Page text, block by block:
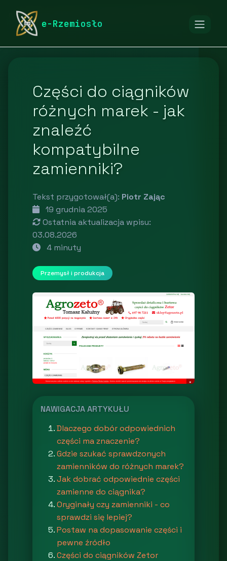
e-Rzemiosło
rymarstwo-poznan.pl
Części do ciągników
różnych marek - jak
znaleźć
kompatybilne
zamienniki?
Tekst przygotował(a): Piotr Zając
19 grudnia 2025
Ostatnia aktualizacja wpisu:
03.08.2026
4 minuty
Przemysł i produkcja
NAWIGACJA ARTYKUŁU
Dlaczego dobór odpowiednich
części ma znaczenie?
Gdzie szukać sprawdzonych
zamienników do różnych marek?
Jak dobrać odpowiednie części
zamienne do ciągnika?
Oryginały czy zamienniki - co
sprawdzi się lepiej?
Postaw na dopasowanie części i
pewne źródło
Części do ciągników Zetor